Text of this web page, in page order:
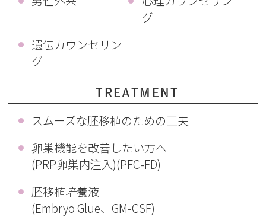
グ
遺伝カウンセリン
グ
TREATMENT
スムーズな胚移植のための工夫
卵巣機能を改善したい方へ
(PRP卵巣内注入)(PFC-FD)
胚移植培養液
(Embryo Glue、GM-CSF)